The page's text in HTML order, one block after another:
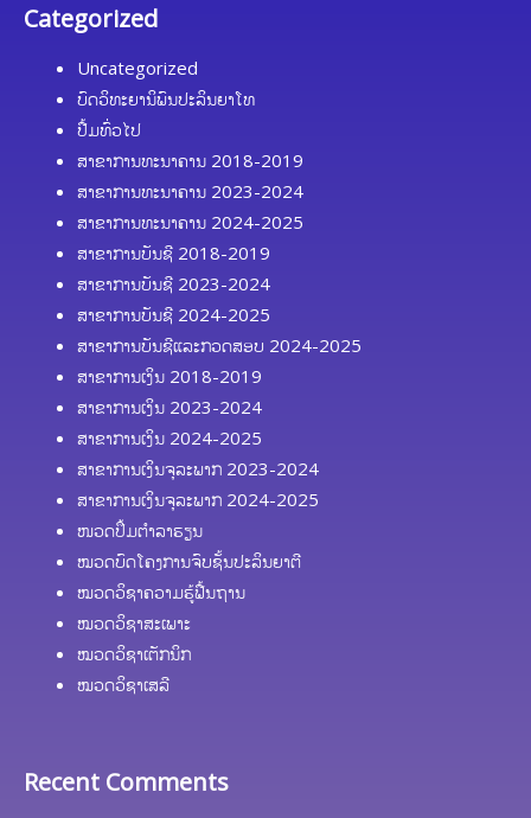
Categorized
Uncategorized
ບົດວິທະຍານິພົນປະລິນຍາໂທ
ປື້ມທົ່ວໄປ
ສາຂາການທະນາຄານ 2018-2019
ສາຂາການທະນາຄານ 2023-2024
ສາຂາການທະນາຄານ 2024-2025
ສາຂາການບັນຊີ 2018-2019
ສາຂາການບັນຊີ 2023-2024
ສາຂາການບັນຊີ 2024-2025
ສາຂາການບັນຊີແລະກວດສອບ 2024-2025
ສາຂາການເງິນ 2018-2019
ສາຂາການເງິນ 2023-2024
ສາຂາການເງິນ 2024-2025
ສາຂາການເງິນຈຸລະພາກ 2023-2024
ສາຂາການເງິນຈຸລະພາກ 2024-2025
ໜວດປຶ້ມຕຳລາຮຽນ
ໝວດບົດໂຄງການຈົບຊັ້ນປະລິນຍາຕີ
ໝວດວິຊາຄວາມຮູ້ຟື້ນຖານ
ໝວດວິຊາສະເພາະ
ໝວດວິຊາເຕັກນິກ
ໝວດວິຊາເສລີ
Recent Comments